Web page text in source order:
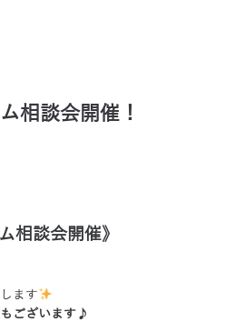
相談会開催！
相談会開催》
ます
ございます♪